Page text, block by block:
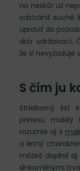
no neskôr už
odstrániť suché
upraviť do
skôr
že si nevyžaduje
S čím ju
Strieborný list
prinesú mäkký
rozumie aj s
a letný
môžeš doplniť
slnkomilnými